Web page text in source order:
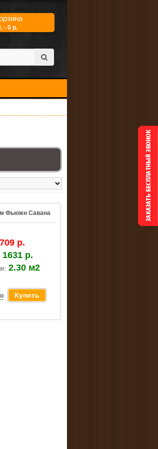
- 0 р.
Фьюжн Савана
709 р.
1631 р.
2.30 м2
Купить